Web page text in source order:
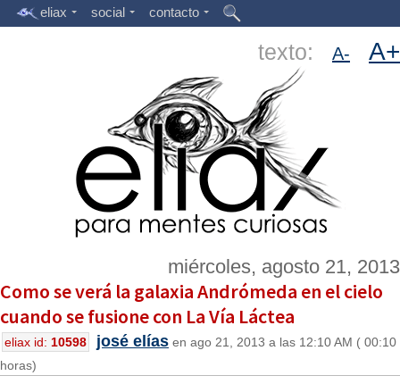
eliax social contacto
texto: A- A+
miércoles, agosto 21, 2013
Como se verá la galaxia Andrómeda en el cielo
cuando se fusione con La Vía Láctea
eliax id: 10598 josé elías en ago 21, 2013 a las 12:10 AM ( 00:10
horas)